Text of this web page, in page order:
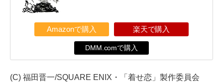
Amazonで購入 楽天で購入
DMM.comで購入
(C) 福田晋一/SQUARE ENIX・「着せ恋」製作委員会